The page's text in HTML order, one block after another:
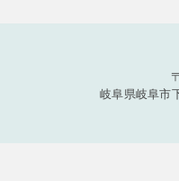
岐阜県岐阜市